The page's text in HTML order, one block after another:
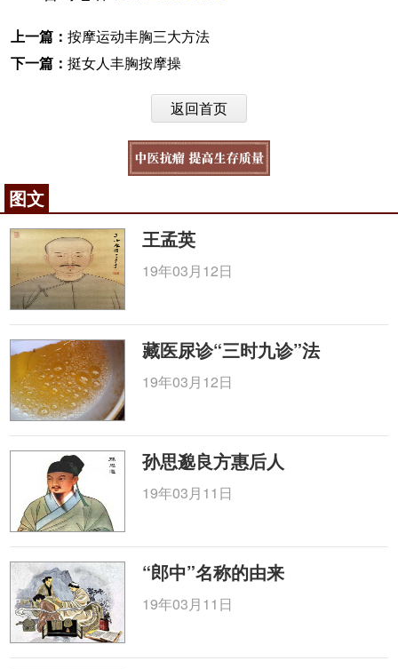
上一篇： 按摩运动丰胸三大方法
下一篇： 挺女人丰胸按摩操
返回首页
图文
王孟英
19年03月12日
藏医尿诊“三时九诊”法
19年03月12日
孙思邈良方惠后人
19年03月11日
“郎中”名称的由来
19年03月11日